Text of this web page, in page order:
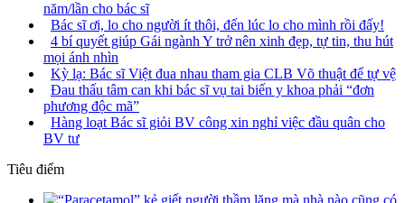
năm/lần cho bác sĩ
Bác sĩ ơi, lo cho người ít thôi, đến lúc lo cho mình rồi đấy!
4 bí quyết giúp Gái ngành Y trở nên xinh đẹp, tự tin, thu hút
mọi ánh nhìn
Kỳ lạ: Bác sĩ Việt đua nhau tham gia CLB Võ thuật để tự vệ
Đau thấu tâm can khi bác sĩ vụ tai biến y khoa phải “đơn
phương độc mã”
Hàng loạt Bác sĩ giỏi BV công xin nghỉ việc đầu quân cho
BV tư
Tiêu điểm